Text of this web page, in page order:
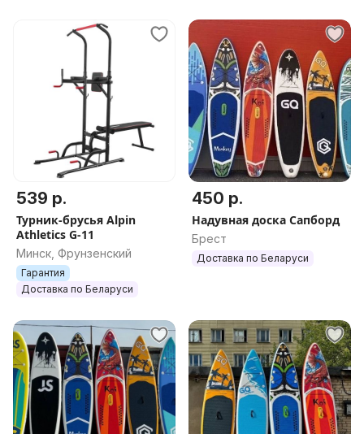
539 р.
Турник-брусья Alpin
Athletics G-11
Минск, Фрунзенский
Гарантия
Доставка по Беларуси
450 р.
Надувная доска Сапборд
Брест
Доставка по Беларуси